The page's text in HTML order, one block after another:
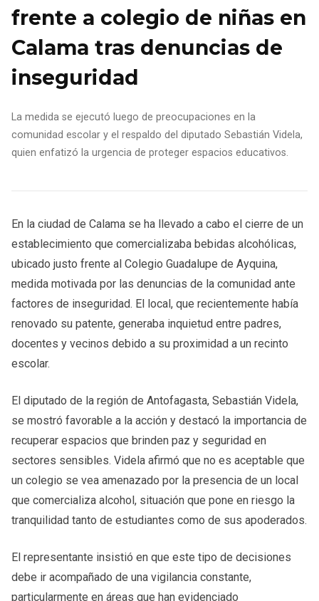
frente a colegio de niñas en
Calama tras denuncias de
inseguridad
La medida se ejecutó luego de preocupaciones en la
comunidad escolar y el respaldo del diputado Sebastián Videla,
quien enfatizó la urgencia de proteger espacios educativos.
En la ciudad de Calama se ha llevado a cabo el cierre de un
establecimiento que comercializaba bebidas alcohólicas,
ubicado justo frente al Colegio Guadalupe de Ayquina,
medida motivada por las denuncias de la comunidad ante
factores de inseguridad. El local, que recientemente había
renovado su patente, generaba inquietud entre padres,
docentes y vecinos debido a su proximidad a un recinto
escolar.
El diputado de la región de Antofagasta, Sebastián Videla,
se mostró favorable a la acción y destacó la importancia de
recuperar espacios que brinden paz y seguridad en
sectores sensibles. Videla afirmó que no es aceptable que
un colegio se vea amenazado por la presencia de un local
que comercializa alcohol, situación que pone en riesgo la
tranquilidad tanto de estudiantes como de sus apoderados.
El representante insistió en que este tipo de decisiones
debe ir acompañado de una vigilancia constante,
particularmente en áreas que han evidenciado